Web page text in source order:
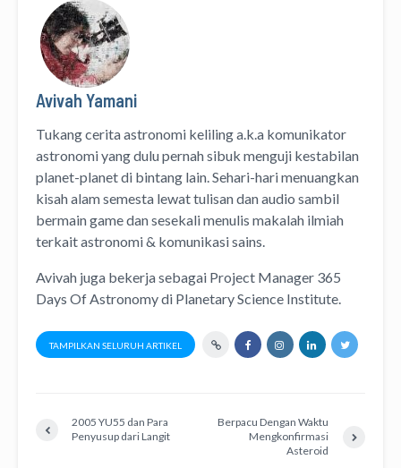
Avivah Yamani
Tukang cerita astronomi kelilinga.k.a komunikator
astronomiyang dulu pernah sibuk menguji kestabilan
planet-planet di bintang lain. Sehari-hari menuangkan
kisah alam semesta lewattulisandanaudio sambil
bermain game dan sesekali menulis makalah ilmiah
terkait astronomi & komunikasi sains.
Avivah juga bekerja sebagai Project Manager 365
Days Of Astronomydi Planetary Science Institute.
TAMPILKAN SELURUH ARTIKEL
2005 YU55 dan Para
Penyusup dari Langit
Berpacu Dengan Waktu
Mengkonfirmasi
Asteroid